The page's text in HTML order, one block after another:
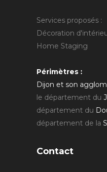
Services proposés :
Décoration
Home Staging
Périmètres :
Dijon et son
le département du
département du
département de la
Contact